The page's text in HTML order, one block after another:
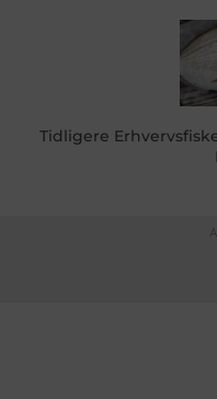
Tidligere